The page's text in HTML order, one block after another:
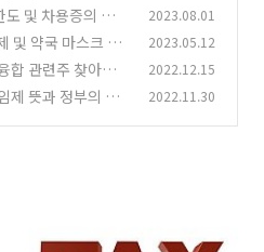
및 차용증의 효력 2023.08.01
및 약국 마스크 해
2023.05.12
합 관련주 찾아보
2022.12.15
제 뜻과 정부의 업
2022.11.30